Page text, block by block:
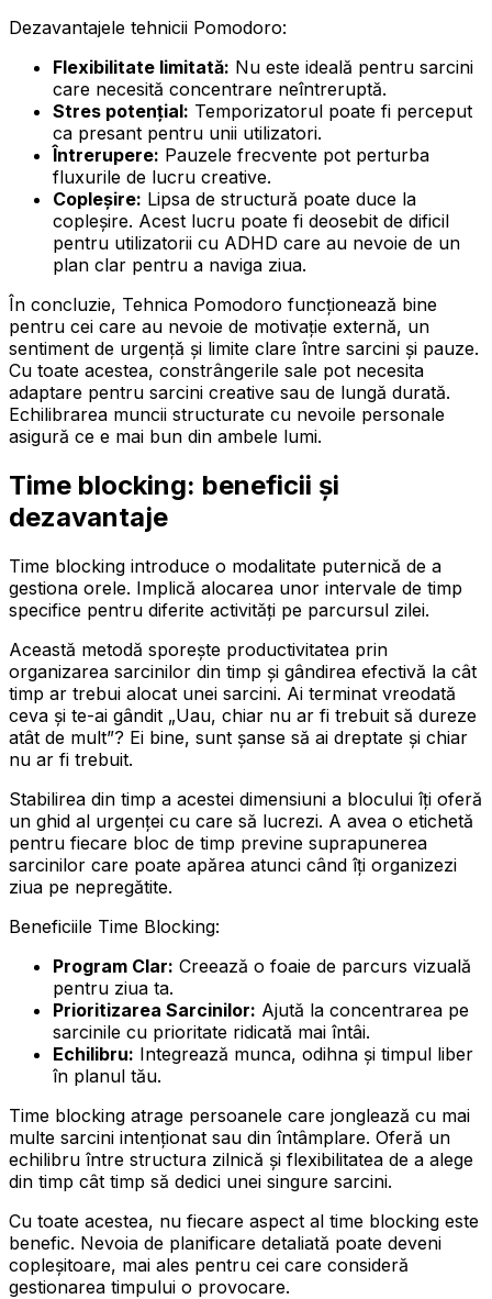
Dezavantajele tehnicii Pomodoro:
Flexibilitate limitată: Nu este ideală pentru sarcini
care necesită concentrare neîntreruptă.
Stres potențial: Temporizatorul poate fi perceput
ca presant pentru unii utilizatori.
Întrerupere: Pauzele frecvente pot perturba
fluxurile de lucru creative.
Copleșire: Lipsa de structură poate duce la
copleșire. Acest lucru poate fi deosebit de dificil
pentru utilizatorii cu ADHD care au nevoie de un
plan clar pentru a naviga ziua.
În concluzie, Tehnica Pomodoro funcționează bine
pentru cei care au nevoie de motivație externă, un
sentiment de urgență și limite clare între sarcini și pauze.
Cu toate acestea, constrângerile sale pot necesita
adaptare pentru sarcini creative sau de lungă durată.
Echilibrarea muncii structurate cu nevoile personale
asigură ce e mai bun din ambele lumi.
Time blocking: beneficii și
dezavantaje
Time blocking introduce o modalitate puternică de a
gestiona orele. Implică alocarea unor intervale de timp
specifice pentru diferite activități pe parcursul zilei.
Această metodă sporește productivitatea prin
organizarea sarcinilor din timp și gândirea efectivă la cât
timp ar trebui alocat unei sarcini. Ai terminat vreodată
ceva și te-ai gândit „Uau, chiar nu ar fi trebuit să dureze
atât de mult”? Ei bine, sunt șanse să ai dreptate și chiar
nu ar fi trebuit.
Stabilirea din timp a acestei dimensiuni a blocului îți oferă
un ghid al urgenței cu care să lucrezi. A avea o etichetă
pentru fiecare bloc de timp previne suprapunerea
sarcinilor care poate apărea atunci când îți organizezi
ziua pe nepregătite.
Beneficiile Time Blocking:
Program Clar: Creează o foaie de parcurs vizuală
pentru ziua ta.
Prioritizarea Sarcinilor: Ajută la concentrarea pe
sarcinile cu prioritate ridicată mai întâi.
Echilibru: Integrează munca, odihna și timpul liber
în planul tău.
Time blocking atrage persoanele care jonglează cu mai
multe sarcini intenționat sau din întâmplare. Oferă un
echilibru între structura zilnică și flexibilitatea de a alege
din timp cât timp să dedici unei singure sarcini.
Cu toate acestea, nu fiecare aspect al time blocking este
benefic. Nevoia de planificare detaliată poate deveni
copleșitoare, mai ales pentru cei care consideră
gestionarea timpului o provocare.